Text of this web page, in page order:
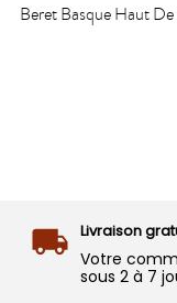
Beret Basque Haut
Livraison
Votre
sous 2 à 7